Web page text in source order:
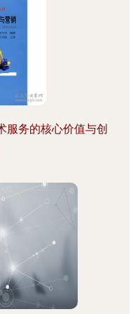
服务的核心价值与创